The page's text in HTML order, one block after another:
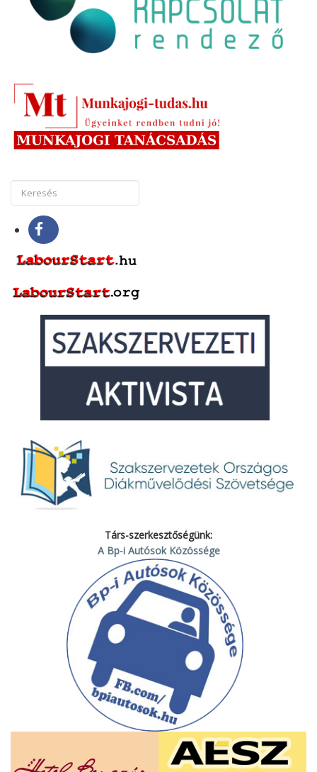
Társ-szerkesztőségünk:
A Bp-i Autósok Közössége